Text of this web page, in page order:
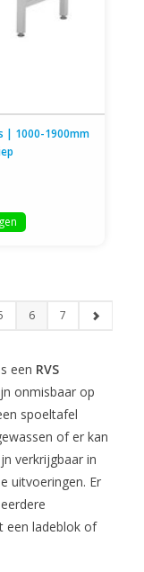
| 1000-1900mm
6 7
een RVS
onmisbaar op
spoeltafel
of er kan
verkrijgbaar in
uitvoeringen. Er
een ladeblok of